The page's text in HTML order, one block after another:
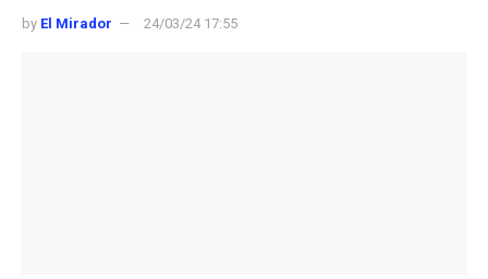
by El Mirador 24/03/24 17:55